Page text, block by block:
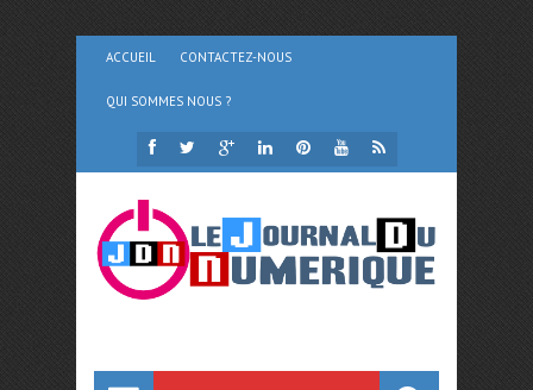
ACCUEIL CONTACTEZ-NOUS
QUI SOMMES NOUS ?